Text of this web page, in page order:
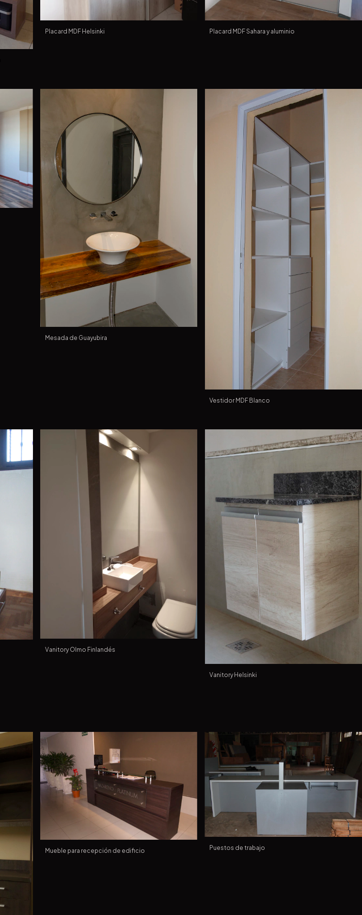
Placard MDF Helsinki Placard MDF Sahara y aluminio
Mesada de Guayubira
Vestidor MDF Blanco
Vanitory Olmo Finlandés
Vanitory Helsinki
Mueble para recepción de edificio Puestos de trabajo